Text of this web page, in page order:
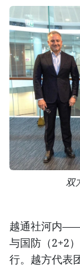
双
越通社河内
与国防（2+2
行。越方代表